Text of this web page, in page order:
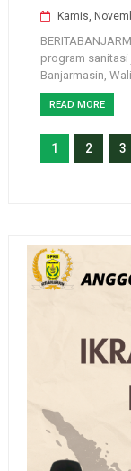
Kamis,
program sanitasi
Banjarmasin,
READ MORE
1 2 3